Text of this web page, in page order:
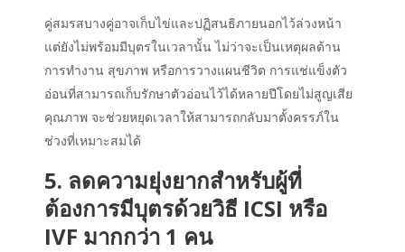
คู่สมรสบางคู่อาจเก็บไข่และปฏิสนธิภายนอกไว้ล่วงหน้า
แต่ยังไม่พร้อมมีบุตรในเวลานั้น ไม่ว่าจะเป็นเหตุผลด้าน
การทำงาน สุขภาพ หรือการวางแผนชีวิต การแช่แข็งตัว
อ่อนที่สามารถเก็บรักษาตัวอ่อนไว้ได้หลายปีโดยไม่สูญเสีย
คุณภาพ จะช่วยหยุดเวลาให้สามารถกลับมาตั้งครรภ์ใน
ช่วงที่เหมาะสมได้
5. ลดความยุ่งยากสำหรับผู้ที่
ต้องการมีบุตรด้วยวิธี ICSI หรือ
IVF มากกว่า 1 คน